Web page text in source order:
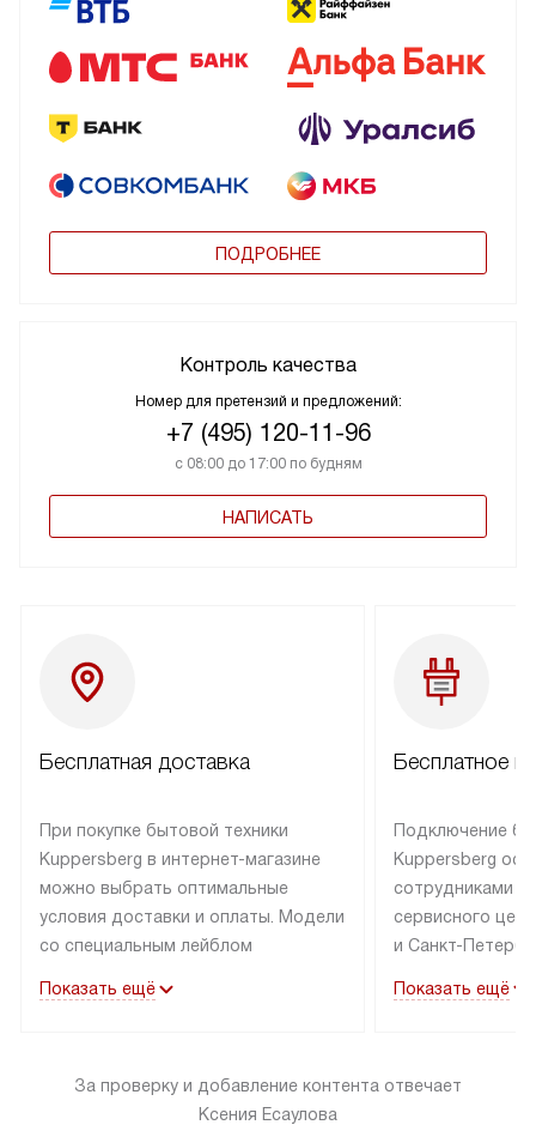
ПОДРОБНЕЕ
Контроль качества
Номер для претензий и предложений:
+7 (495) 120-11-96
с 08:00 до 17:00 по будням
НАПИСАТЬ
Бесплатная доставка
При покупке бытовой техники
Kuppersberg в интернет-магазине
можно выбрать оптимальные
условия доставки и оплаты. Модели
со специальным лейблом
в пределах МКАД до подъезда,
«в наличии» может быть отправлен
покупателю в течение трех дней.
Показать ещё
Бесплатное
Подключение
Kuppersberg
сотрудниками
сервисного
и Санкт-
подключается к
за пределы
Показать ещё
За проверку и добавление контента отвечает
Ксения Есаулова